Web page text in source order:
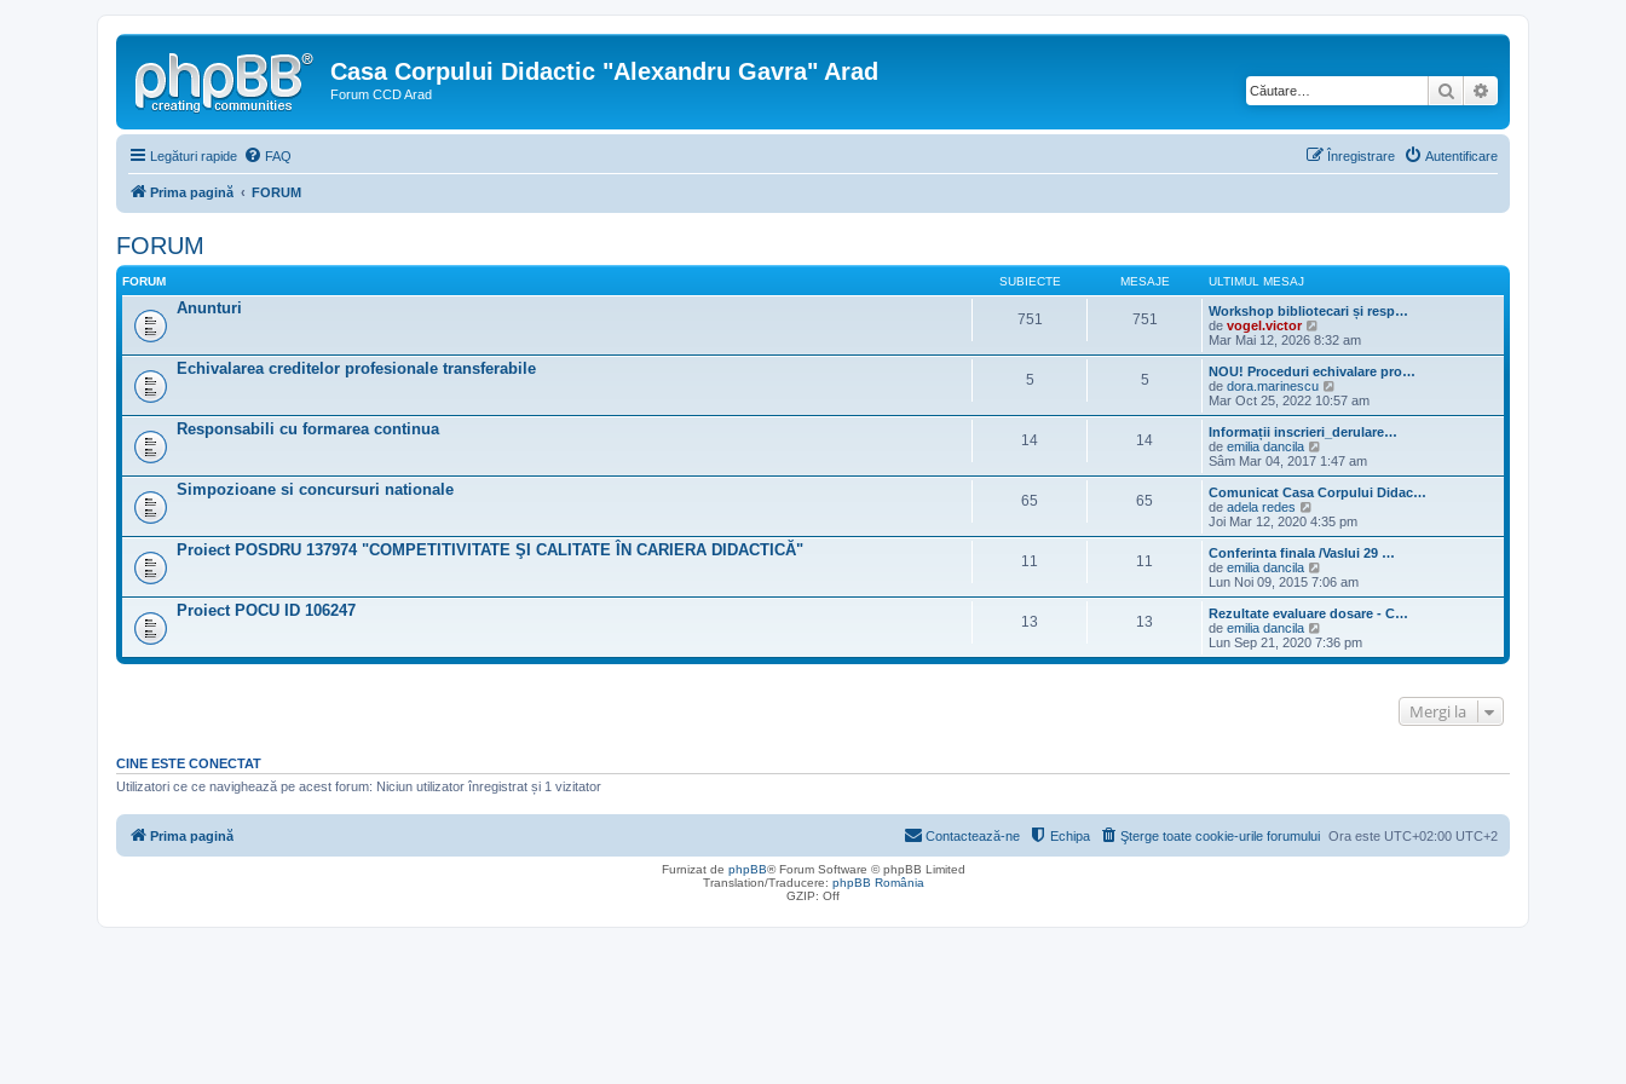
Casa Corpului Didactic "Alexandru Gavra" Arad
Forum CCD Arad Căutare
Legături rapide FAQ Autentificare
Înregistrare
Prima pagină FORUM
FORUM
FORUM SUBIECTE MESAJE ULTIMUL MESAJ
Anunturi
751 751
Workshop bibliotecari și resp…
de vogel.victor
e
z
i
u
l
i
m
u
l
e
a
j
Mar Mai 12, 2026 8:32 am
Echivalarea creditelor profesionale transferabile
5 5
NOU! Proceduri echivalare pro…
de dora.marinescu
e
z
i
l
m
e
a
j
Mar Oct 25, 2022 10:57 am
Responsabili cu formarea continua
14 14
Informații inscrieri_derulare…
de emilia dancila
e
z
i
l
i
m
u
l
e
a
j
Sâm Mar 04, 2017 1:47 am
Simpozioane si concursuri nationale
65 65
Comunicat Casa Corpului Didac…
de adela redes
e
z
i
u
l
m
u
m
Joi Mar 12, 2020 4:35 pm
Proiect POSDRU 137974 "COMPETITIVITATE ŞI CALITATE ÎN CARIERA DIDACTICĂ"
11 11
Conferinta finala /Vaslui 29 …
de emilia dancila
e
z
i
l
i
Lun Noi 09, 2015 7:06 am
Proiect POCU ID 106247
13 13
Rezultate evaluare dosare - C…
de emilia dancila
e
z
l
s
Lun Sep 21, 2020 7:36 pm
Mergi la
CINE ESTE CONECTAT
Utilizatori ce ce navighează pe acest forum: Niciun utilizator înregistrat și 1 vizitator
Prima pagină Ora este UTC+02:00 UTC+2
Şterge toate cookie-urile forumului
Echipa
Contactează-ne
Furnizat de phpBB® Forum Software © phpBB Limited
Translation/Traducere: phpBB România
GZIP: Off